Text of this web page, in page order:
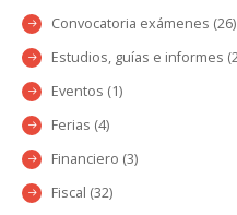
Convocatoria exámenes (26)
Estudios, guías e informes
Eventos (1)
Ferias (4)
Financiero (3)
Fiscal (32)